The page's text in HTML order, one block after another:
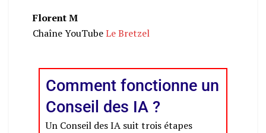
Florent M
Chaîne YouTubeLe Bretzel
Comment fonctionne un
Conseil des IA ?
Un Conseil des IA suit trois étapes